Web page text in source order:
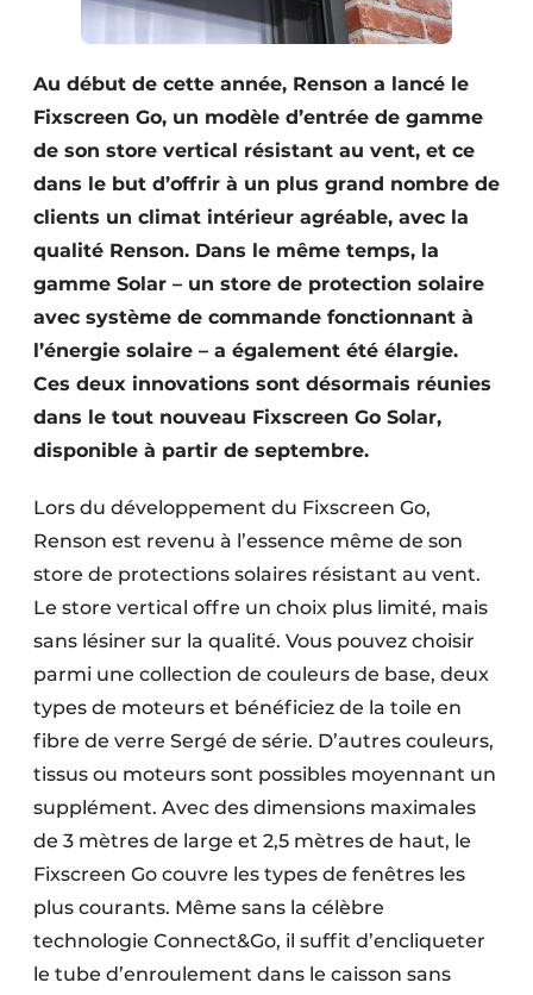
Au début de cette année, Renson a lancé le
Fixscreen Go, un modèle d’entrée de gamme
de son store vertical résistant au vent, et ce
dans le but d’offrir à un plus grand nombre de
clients un climat intérieur agréable, avec la
qualité Renson. Dans le même temps, la
gamme Solar – un store de protection solaire
avec système de commande fonctionnant à
l’énergie solaire – a également été élargie.
Ces deux innovations sont désormais réunies
dans le tout nouveau Fixscreen Go Solar,
disponible à partir de septembre.
Lors du développement du Fixscreen Go,
Renson est revenu à l’essence même de son
store de protections solaires résistant au vent.
Le store vertical offre un choix plus limité, mais
sans lésiner sur la qualité. Vous pouvez choisir
parmi une collection de couleurs de base, deux
types de moteurs et bénéficiez de la toile en
fibre de verre Sergé de série. D’autres couleurs,
tissus ou moteurs sont possibles moyennant un
supplément. Avec des dimensions maximales
de 3 mètres de large et 2,5 mètres de haut, le
Fixscreen Go couvre les types de fenêtres les
plus courants. Même sans la célèbre
technologie Connect&Go, il suffit d’encliqueter
le tube d’enroulement dans le caisson sans